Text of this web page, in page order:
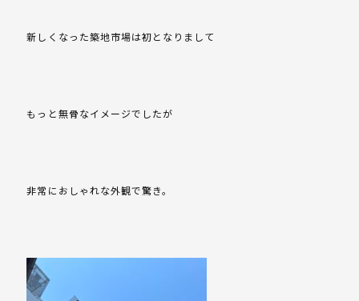
新しくなった築地市場は初となりまして
もっと無骨なイメージでしたが
非常におしゃれな外観で驚き。